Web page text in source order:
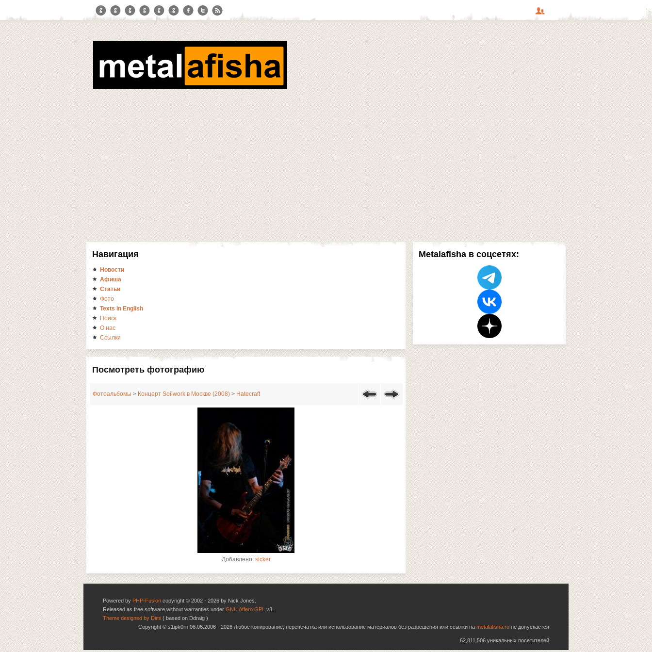
Metalafisha в соцсетях:
Навигация
Новости
Афиша
Статьи
Фото
Texts in English
Поиск
О нас
Ссылки
Посмотреть фотографию
Фотоальбомы > Концерт Soilwork в Москве (2008) > Hatecraft
Добавлено: sicker
Powered by PHP-Fusion copyright © 2002 - 2026 by Nick Jones.
Released as free software without warranties under GNU Affero GPL v3.
Theme designed by Dimi ( based on Ddraig )
Copyright © s1ipk0rn 06.06.2006 - 2026 Любое копирование, перепечатка или использование материалов без разрешения или ссылки на metalafisha.ru не допускается
62,811,506 уникальных посетителей